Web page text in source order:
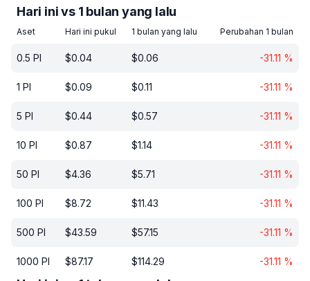
Hari ini vs 1 bulan yang lalu
Aset Hari ini pukul 1 bulan yang lalu Perubahan 1 bulan
0.5 PI $0.04 $0.06 -31.11 %
1 PI $0.09 $0.11 -31.11 %
5 PI $0.44 $0.57 -31.11 %
10 PI $0.87 $1.14 -31.11 %
50 PI $4.36 $5.71 -31.11 %
100 PI $8.72 $11.43 -31.11 %
500 PI $43.59 $57.15 -31.11 %
1000 PI $87.17 $114.29 -31.11 %